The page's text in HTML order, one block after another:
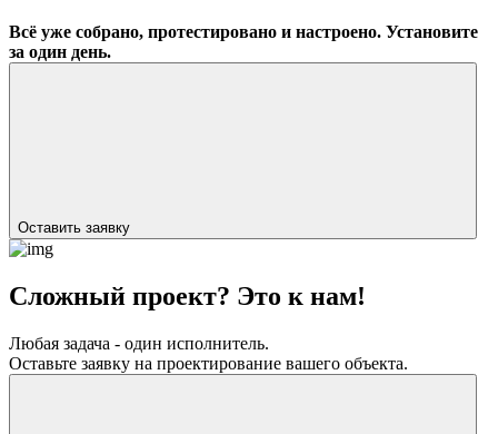
Всё уже собрано, протестировано и настроено. Установите
за один день.
Оставить заявку
Сложный проект? Это к нам!
Любая задача - один исполнитель.
Оставьте заявку на проектирование вашего объекта.